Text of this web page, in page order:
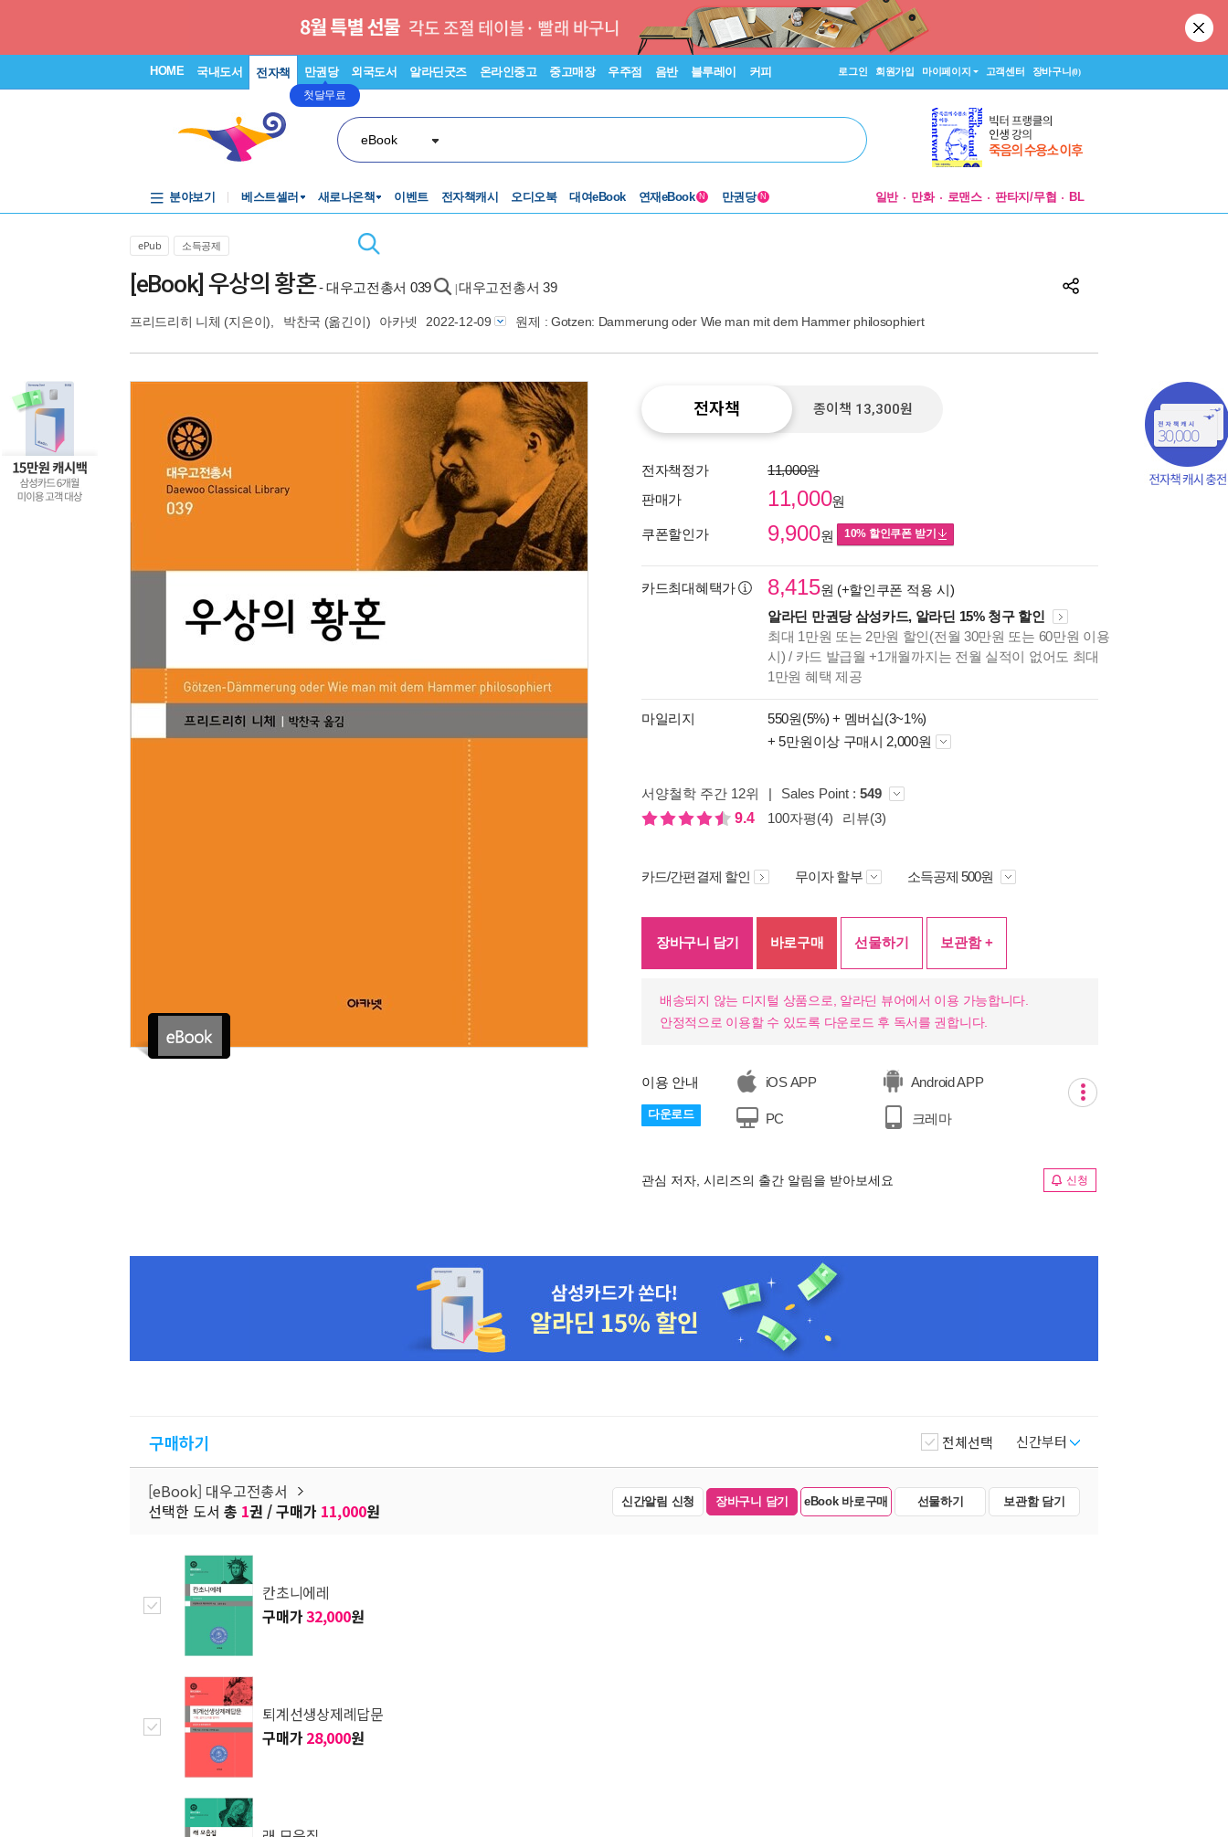
HOME 국내도서 전자책 만권당
첫달무료
외국도서 알라딘굿즈 온라인중고 중고매장 우주점 음반 블루레이 커피 로그인 회원가입 마이페이지 고객센터 장바구니(0)
eBook
분야보기 베스트셀러 새로나온책 이벤트 전자책캐시 오디오북 대여eBook 연재eBook N 만권당 N 일반 만화 로맨스 판타지/무협 BL
ePub 소득공제
[eBook] 우상의 황혼- 대우고전총서 039 |대우고전총서 39
프리드리히 니체 (지은이), 박찬국 (옮긴이) 아카넷 2022-12-09 원제 : Gotzen: Dammerung oder Wie man mit dem Hammer philosophiert
미리보기
입니다.
전자책 종이책 13,300원
전자책정가
11,000원
판매가
11,000원
쿠폰할인가 9,900원 10% 할인쿠폰 받기
카드최대혜택가 8,415원 (+할인쿠폰 적용 시)
알라딘 만권당 삼성카드, 알라딘 15% 청구 할인
최대 1만원 또는 2만원 할인(전월 30만원 또는 60만원 이용
시) / 카드 발급월 +1개월까지는 전월 실적이 없어도 최대
1만원 혜택 제공
마일리지 550원(5%) + 멤버십(3~1%)
+ 5만원이상 구매시 2,000원
서양철학 주간 12위 | Sales Point : 549
9.4
100자평(4) 리뷰(3)
카드/간편결제 할인 무이자 할부 소득공제 500원
장바구니 담기 바로구매 선물하기 보관함 +
배송되지 않는 디지털 상품으로, 알라딘 뷰어에서 이용 가능합니다.
안정적으로 이용할 수 있도록 다운로드 후 독서를 권합니다.
이용 안내
다운로드
iOS APP Android APP
PC 크레마
관심 저자, 시리즈의 출간 알림을 받아보세요 신청
구매하기 신간부터
전체선택
[eBook] 대우고전총서
선택한 도서 총 1권 / 구매가 11,000원 신간알림 신청 장바구니 담기 eBook 바로구매 선물하기 보관함 담기
칸초니에레
구매가32,000원
퇴계선생상제례답문
구매가 28,000원